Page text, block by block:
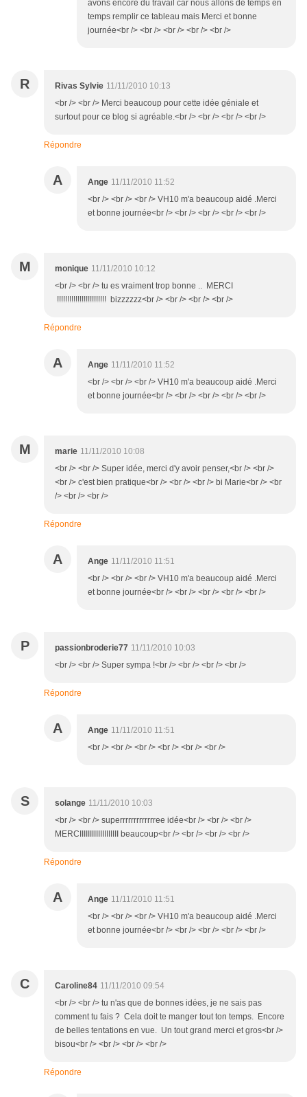
avons encore du travail car nous allons de temps en
temps remplir ce tableau mais Merci et bonne
journée<br /> <br /> <br /> <br /> <br />
R Rivas Sylvie 11/11/2010 10:13
<br /> <br /> Merci beaucoup pour cette idée géniale et
surtout pour ce blog si agréable.<br /> <br /> <br /> <br />
Répondre
A Ange 11/11/2010 11:52
<br /> <br /> <br /> VH10 m'a beaucoup aidé .Merci
et bonne journée<br /> <br /> <br /> <br /> <br />
M monique 11/11/2010 10:12
<br /> <br /> tu es vraiment trop bonne .. MERCI
!!!!!!!!!!!!!!!!!!!!!!!! bizzzzzz<br /> <br /> <br /> <br />
Répondre
A Ange 11/11/2010 11:52
<br /> <br /> <br /> VH10 m'a beaucoup aidé .Merci
et bonne journée<br /> <br /> <br /> <br /> <br />
M marie 11/11/2010 10:08
<br /> <br /> Super idée, merci d'y avoir penser,<br /> <br />
<br /> c'est bien pratique<br /> <br /> <br /> bi Marie<br /> <br
/> <br /> <br />
Répondre
A Ange 11/11/2010 11:51
<br /> <br /> <br /> VH10 m'a beaucoup aidé .Merci
et bonne journée<br /> <br /> <br /> <br /> <br />
P passionbroderie77 11/11/2010 10:03
<br /> <br /> Super sympa !<br /> <br /> <br /> <br />
Répondre
A Ange 11/11/2010 11:51
<br /> <br /> <br /> <br /> <br /> <br />
S solange 11/11/2010 10:03
<br /> <br /> superrrrrrrrrrrrree idée<br /> <br /> <br />
MERCIIIIIIIIIIIIIIIIIII beaucoup<br /> <br /> <br /> <br />
Répondre
A Ange 11/11/2010 11:51
<br /> <br /> <br /> VH10 m'a beaucoup aidé .Merci
et bonne journée<br /> <br /> <br /> <br /> <br />
C Caroline84 11/11/2010 09:54
<br /> <br /> tu n'as que de bonnes idées, je ne sais pas
comment tu fais ? Cela doit te manger tout ton temps. Encore
de belles tentations en vue. Un tout grand merci et gros<br />
bisou<br /> <br /> <br /> <br />
Répondre